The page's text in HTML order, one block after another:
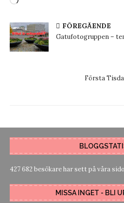
FÖREGÅENDE
Gatufotogruppen –
Första
427 682 besökare har sett på våra
MISSA INGET - BLI